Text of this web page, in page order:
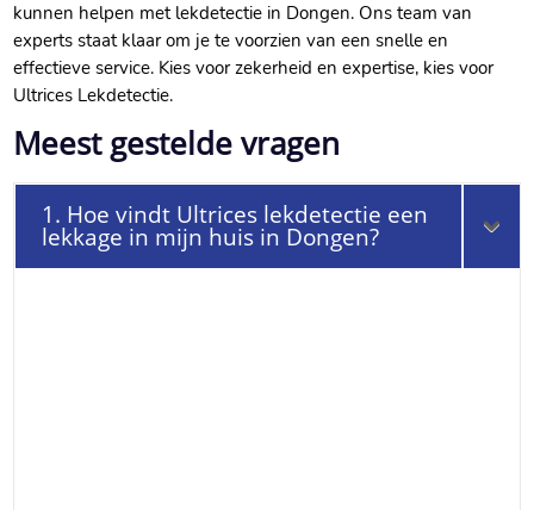
kunnen helpen met lekdetectie in Dongen. Ons team van
experts staat klaar om je te voorzien van een snelle en
effectieve service. Kies voor zekerheid en expertise, kies voor
Ultrices Lekdetectie.
Meest gestelde vragen
1. Hoe vindt Ultrices lekdetectie een
lekkage in mijn huis in Dongen?